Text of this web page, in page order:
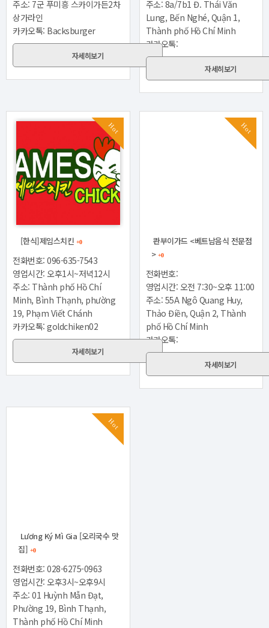
주소: 7군 푸미흥 스카이가든2차
상가라인
카카오톡: Backsburger
자세히보기
주소: 8a/7b1 Đ. Thái Văn
Lung, Bến Nghé, Quận 1,
Thành phố Hồ Chí Minh
카카오톡:
자세히보기
Hot
[한식]제임스치킨 +0
전화번호: 096-635-7543
영업시간: 오후1시~저녁12시
주소: Thành phố Hồ Chí
Minh, Bình Thạnh, phường
19, Phạm Viết Chánh
카카오톡: goldchiken02
자세히보기
Hot
콴부이가드 <베트남음식 전문점
> +0
전화번호:
영업시간: 오전 7:30~오후 11:00
주소: 55A Ngô Quang Huy,
Thảo Điền, Quận 2, Thành
phố Hồ Chí Minh
카카오톡:
자세히보기
Hot
Lương Ký Mì Gia [오리국수 맛
집] +0
전화번호: 028-6275-0963
영업시간: 오후3시~오후9시
주소: 01 Huỳnh Mẫn Đạt,
Phường 19, Bình Thạnh,
Thành phố Hồ Chí Minh